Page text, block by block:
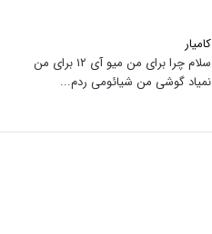
کامیار
سلام چرا برای من میو آی ۱۲ برای من
نمیاد گوشی من شیائومی ردم...